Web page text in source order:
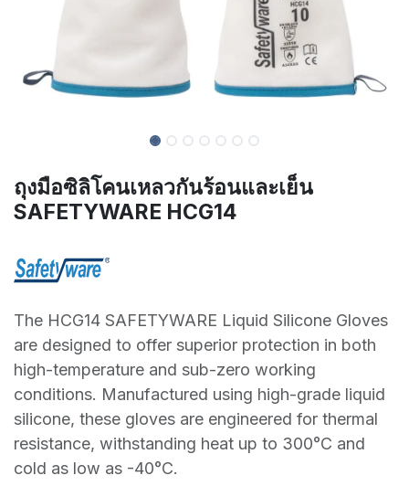
ถุงมือซิลิโคนเหลวกันร้อนและเย็น
SAFETYWARE HCG14
The HCG14 SAFETYWARE Liquid Silicone Gloves
are designed to offer superior protection in both
high-temperature and sub-zero working
conditions. Manufactured using high-grade liquid
silicone, these gloves are engineered for thermal
resistance, withstanding heat up to 300°C and
cold as low as -40°C.